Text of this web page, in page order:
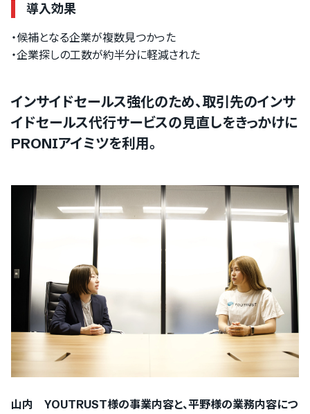
導入効果
・候補となる企業が複数見つかった
・企業探しの工数が約半分に軽減された
インサイドセールス強化のため、取引先のインサ
イドセールス代行サービスの見直しをきっかけに
PRONIアイミツを利用。
山内 YOUTRUST様の事業内容と、平野様の業務内容につ